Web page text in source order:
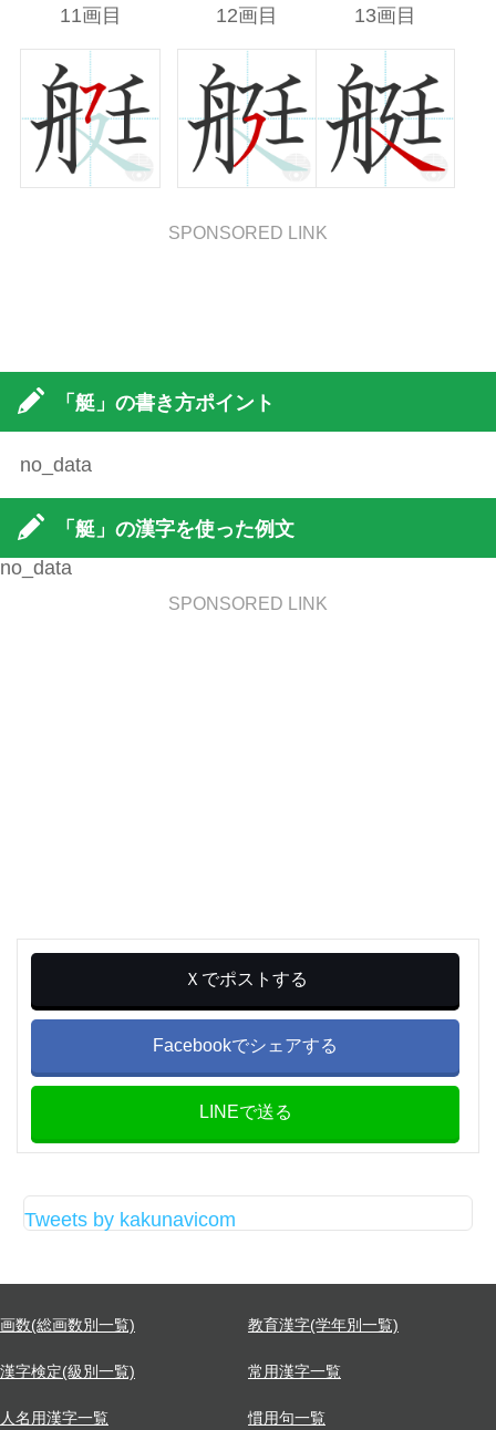
11画目 12画目 13画目
SPONSORED LINK
「艇」の書き方ポイント
no_data
「艇」の漢字を使った例文
no_data
SPONSORED LINK
Ｘでポストする
Facebookでシェアする
LINEで送る
Tweets by kakunavicom
画数(総画数別一覧) 教育漢字(学年別一覧)
漢字検定(級別一覧) 常用漢字一覧
人名用漢字一覧 慣用句一覧